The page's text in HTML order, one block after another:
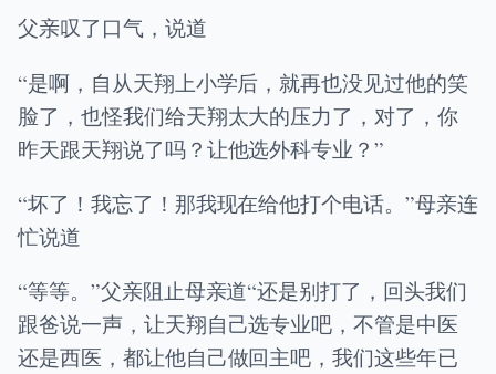
父亲叹了口气，说道
“是啊，自从天翔上小学后，就再也没见过他的笑
脸了，也怪我们给天翔太大的压力了，对了，你
昨天跟天翔说了吗？让他选外科专业？”
“坏了！我忘了！那我现在给他打个电话。”母亲连
忙说道
“等等。”父亲阻止母亲道“还是别打了，回头我们
跟爸说一声，让天翔自己选专业吧，不管是中医
还是西医，都让他自己做回主吧，我们这些年已